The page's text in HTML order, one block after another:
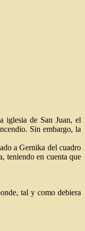
iglesia de San Juan, el
Sin embargo, la
a Gernika del cuadro
teniendo en cuenta que
tal y como debiera